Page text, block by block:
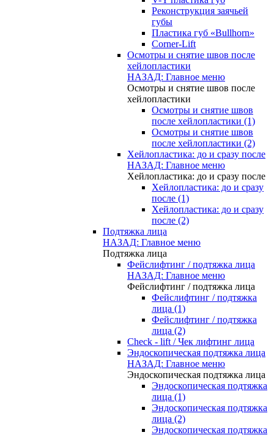
Реконструкция заячьей
губы
Пластика губ «Bullhorn»
Corner-Lift
Осмотры и снятие швов после
хейлопластики
НАЗАД: Главное меню
Осмотры и снятие швов после
хейлопластики
Осмотры и снятие швов
после хейлопластики (1)
Осмотры и снятие швов
после хейлопластики (2)
Хейлопластика: до и сразу после
НАЗАД: Главное меню
Хейлопластика: до и сразу после
Хейлопластика: до и сразу
после (1)
Хейлопластика: до и сразу
после (2)
Подтяжка лица
НАЗАД: Главное меню
Подтяжка лица
Фейслифтинг / подтяжка лица
НАЗАД: Главное меню
Фейслифтинг / подтяжка лица
Фейслифтинг / подтяжка
лица (1)
Фейслифтинг / подтяжка
лица (2)
Check - lift / Чек лифтинг лица
Эндоскопическая подтяжка лица
НАЗАД: Главное меню
Эндоскопическая подтяжка лица
Эндоскопическая подтяжка
лица (1)
Эндоскопическая подтяжка
лица (2)
Эндоскопическая подтяжка